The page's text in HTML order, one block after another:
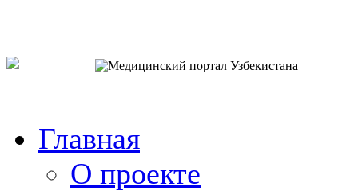
Главная
О проекте